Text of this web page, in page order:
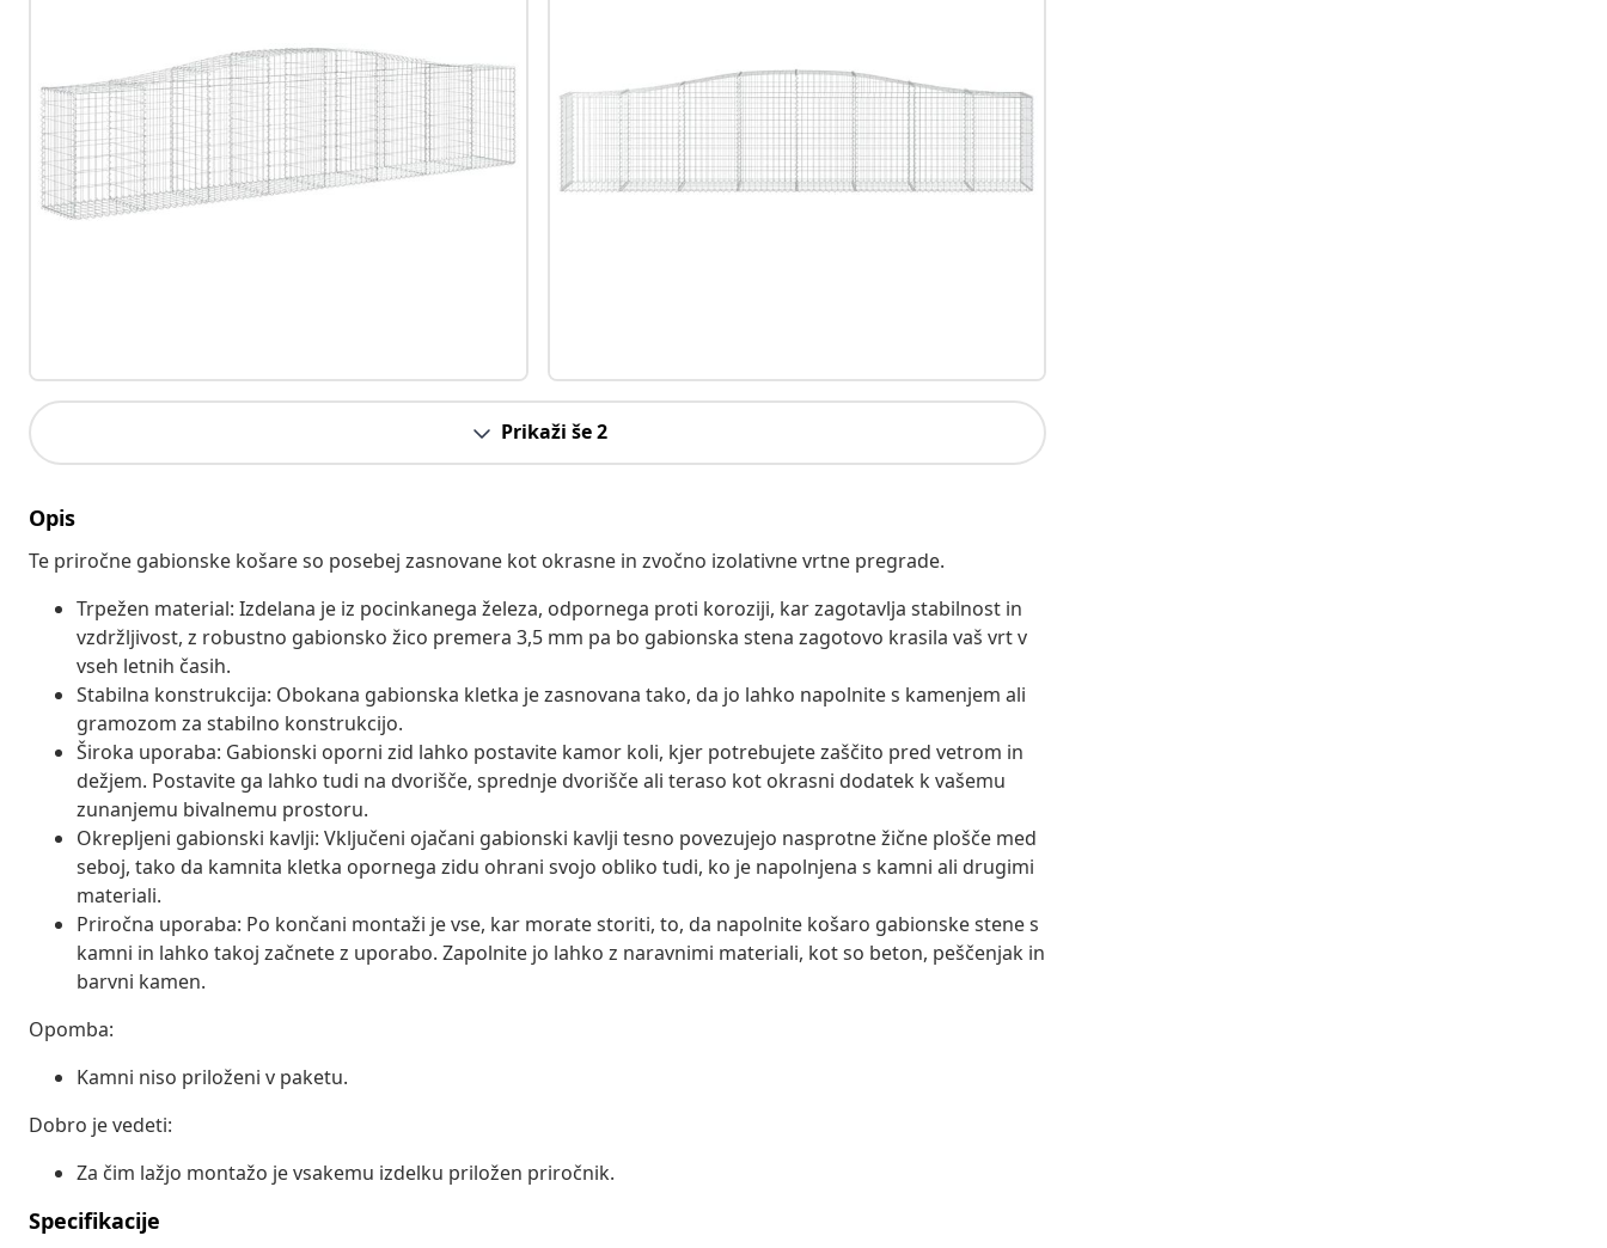
Prikaži še 2
Opis
Te priročne gabionske košare so posebej zasnovane kot okrasne in zvočno izolativne vrtne pregrade.
Trpežen material: Izdelana je iz pocinkanega železa, odpornega proti koroziji, kar zagotavlja stabilnost in
vzdržljivost, z robustno gabionsko žico premera 3,5 mm pa bo gabionska stena zagotovo krasila vaš vrt v
vseh letnih časih.
Stabilna konstrukcija: Obokana gabionska kletka je zasnovana tako, da jo lahko napolnite s kamenjem ali
gramozom za stabilno konstrukcijo.
Široka uporaba: Gabionski oporni zid lahko postavite kamor koli, kjer potrebujete zaščito pred vetrom in
dežjem. Postavite ga lahko tudi na dvorišče, sprednje dvorišče ali teraso kot okrasni dodatek k vašemu
zunanjemu bivalnemu prostoru.
Okrepljeni gabionski kavlji: Vključeni ojačani gabionski kavlji tesno povezujejo nasprotne žične plošče med
seboj, tako da kamnita kletka opornega zidu ohrani svojo obliko tudi, ko je napolnjena s kamni ali drugimi
materiali.
Priročna uporaba: Po končani montaži je vse, kar morate storiti, to, da napolnite košaro gabionske stene s
kamni in lahko takoj začnete z uporabo. Zapolnite jo lahko z naravnimi materiali, kot so beton, peščenjak in
barvni kamen.
Opomba:
Kamni niso priloženi v paketu.
Dobro je vedeti:
Za čim lažjo montažo je vsakemu izdelku priložen priročnik.
Specifikacije